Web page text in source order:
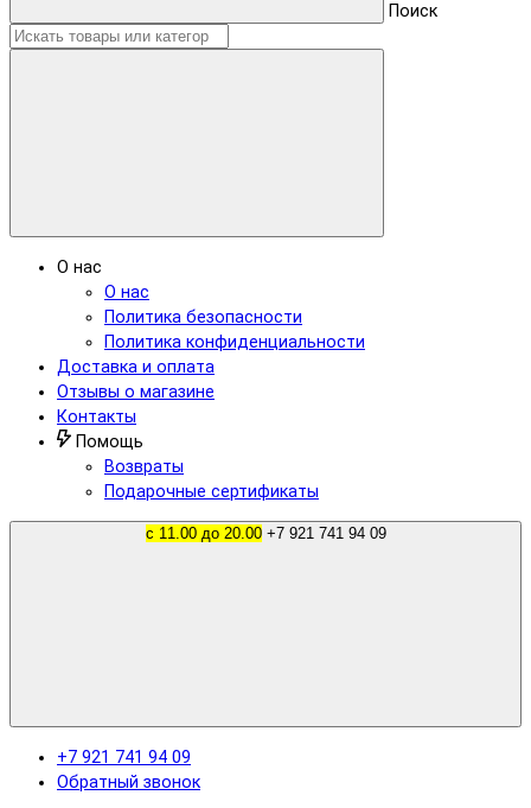
Поиск
О нас
О нас
Политика безопасности
Политика конфиденциальности
Доставка и оплата
Отзывы о магазине
Контакты
Помощь
Возвраты
Подарочные сертификаты
с 11.00 до 20.00 +7 921 741 94 09
+7 921 741 94 09
Обратный звонок